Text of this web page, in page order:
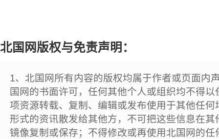
北国网版权与免责声明：
1、北国网所有内容的版权均属于作者或页面内
国网的书面许可，任何其他个人或组织均不得
项资源转载、复制、编辑或发布使用于其他任
形式的资讯散发给其他方，不可把这些信息在
镜像复制或保存；不得修改或再使用北国网的